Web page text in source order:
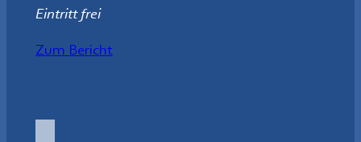
Eintritt frei
Zum Bericht